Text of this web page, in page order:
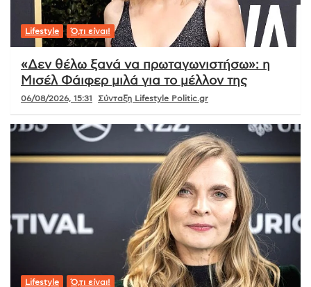
Lifestyle Ό,τι είναι!
«Δεν θέλω ξανά να πρωταγωνιστήσω»: η
Μισέλ Φάιφερ μιλά για το μέλλον της
06/08/2026, 15:31 Σύνταξη Lifestyle Politic.gr
Lifestyle Ό,τι είναι!